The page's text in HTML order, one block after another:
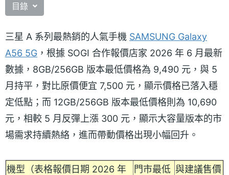
目錄
三星 A 系列最熱銷的人氣手機 SAMSUNG Galaxy
A56 5G ，根據 SOGI 合作報價店家 2026 年 6 月最新
數據，8GB/256GB 版本最低價格為 9,490 元，與 5
月持平，對比原價便宜 7,500 元，顯示價格已落入穩
定低點；而 12GB/256GB 版本最低價格則為 10,690
元，相較 5 月反彈上漲 300 元，顯示大容量版本的市
場需求持續熱絡，進而帶動價格出現小幅回升。
機型（表格報價日期 2026 年
門市最低 與建議售價